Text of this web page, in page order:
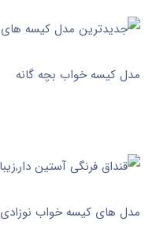
مدل کیسه خواب بچه گانه
مدل های کیسه خواب نوزادی